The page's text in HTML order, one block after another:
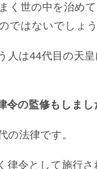
く世の中を治め
ではないでしょう
人は44代目の天皇
令の監修もしまし
の法律です。
律令として施行さ